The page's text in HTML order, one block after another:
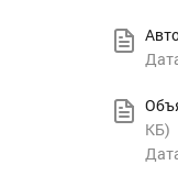
КБ)